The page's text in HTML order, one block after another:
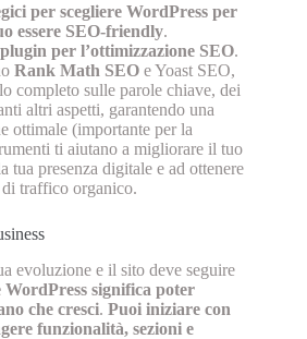
per scegliere WordPress per
essere SEO-friendly.
per l’ottimizzazione SEO.
Rank Math SEO e Yoast SEO,
completo sulle parole chiave, dei
altri aspetti, garantendo una
ottimale (importante per la
ti aiutano a migliorare il tuo
tua presenza digitale e ad ottenere
traffico organico.
evoluzione e il sito deve seguire
WordPress significa poter
che cresci. Puoi iniziare con
funzionalità, sezioni e